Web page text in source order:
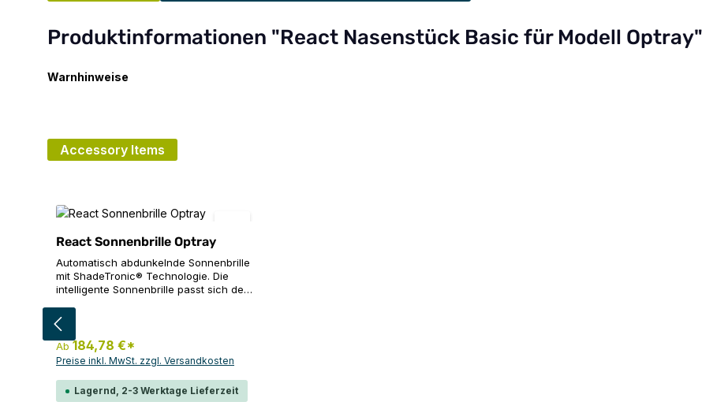
Produktinformationen "React Nasenstück Basic für Modell Optray"
Warnhinweise
Accessory Items
React Sonnenbrille Optray
Automatisch abdunkelnde Sonnenbrille
mit ShadeTronic® Technologie. Die
intelligente Sonnenbrille passt sich den
Stufenlos. Sofort. Polarisierte Linsen mit
100% UV Schutz. Integrierte Solarzellen
versorgen die Flüssigkristalle in sen
Brillengläsern mit Strom und sorgen
dafür, dass sie sich bei wechselnden
Lichtverhältnissen in einer
Zehntelsekunde aufhellen und
Farbe
Ab184,78 €*
Preise inkl. MwSt. zzgl. Versandkosten
Lagernd, 2-3 Werktage Lieferzeit